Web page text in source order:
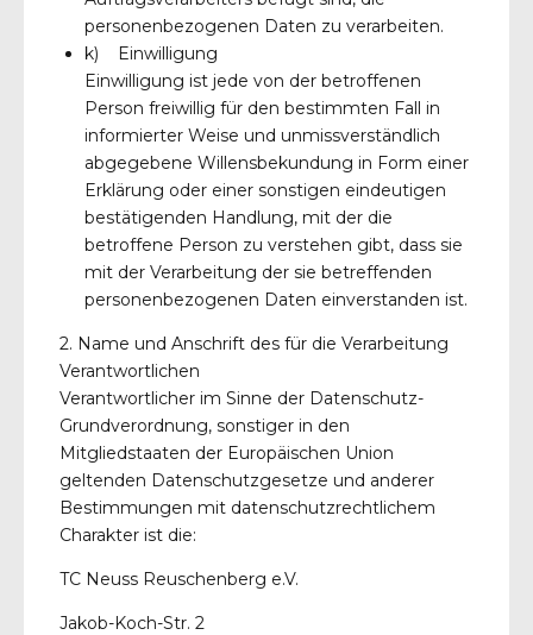
personenbezogenen Daten zu verarbeiten.
k) Einwilligung
Einwilligung ist jede von der betroffenen
Person freiwillig für den bestimmten Fall in
informierter Weise und unmissverständlich
abgegebene Willensbekundung in Form einer
Erklärung oder einer sonstigen eindeutigen
bestätigenden Handlung, mit der die
betroffene Person zu verstehen gibt, dass sie
mit der Verarbeitung der sie betreffenden
personenbezogenen Daten einverstanden ist.
2. Name und Anschrift des für die Verarbeitung
Verantwortlichen
Verantwortlicher im Sinne der Datenschutz-
Grundverordnung, sonstiger in den
Mitgliedstaaten der Europäischen Union
geltenden Datenschutzgesetze und anderer
Bestimmungen mit datenschutzrechtlichem
Charakter ist die:
TC Neuss Reuschenberg e.V.
Jakob-Koch-Str. 2